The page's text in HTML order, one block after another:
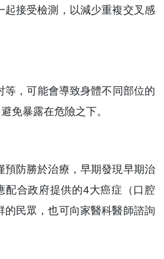
接受檢測，以減少重複交叉感
，可能會導致身體不同部位的
免暴露在危險之下。
防勝於治療，早期發現早期治
配合政府提供的4大癌症（口腔
民眾，也可向家醫科醫師諮詢